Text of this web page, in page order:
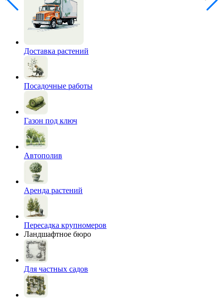
Доставка растений
Посадочные работы
Газон под ключ
Автополив
Аренда растений
Пересадка крупномеров
Ландшафтное бюро
Для частных садов